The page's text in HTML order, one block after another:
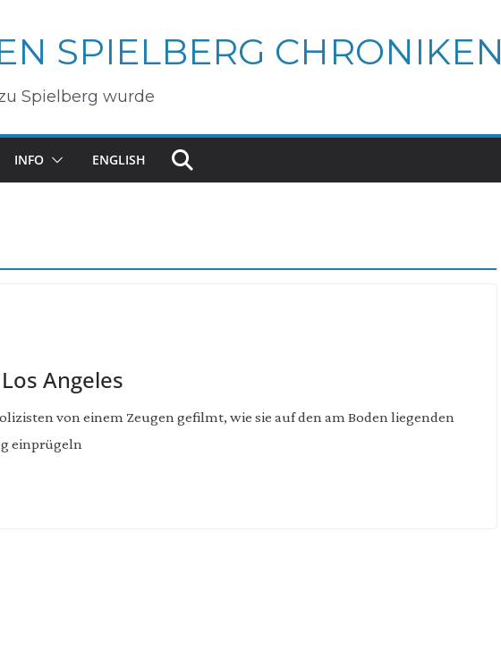
SPIELBERG CHRONIKEN
Spielberg wurde
INFO ENGLISH
Angeles
von einem Zeugen gefilmt, wie sie auf den am Boden liegenden
einprügeln